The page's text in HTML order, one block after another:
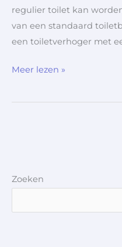
regulier toilet kan
van een standaard
een toiletverhoger met
Meer lezen »
Zoeken